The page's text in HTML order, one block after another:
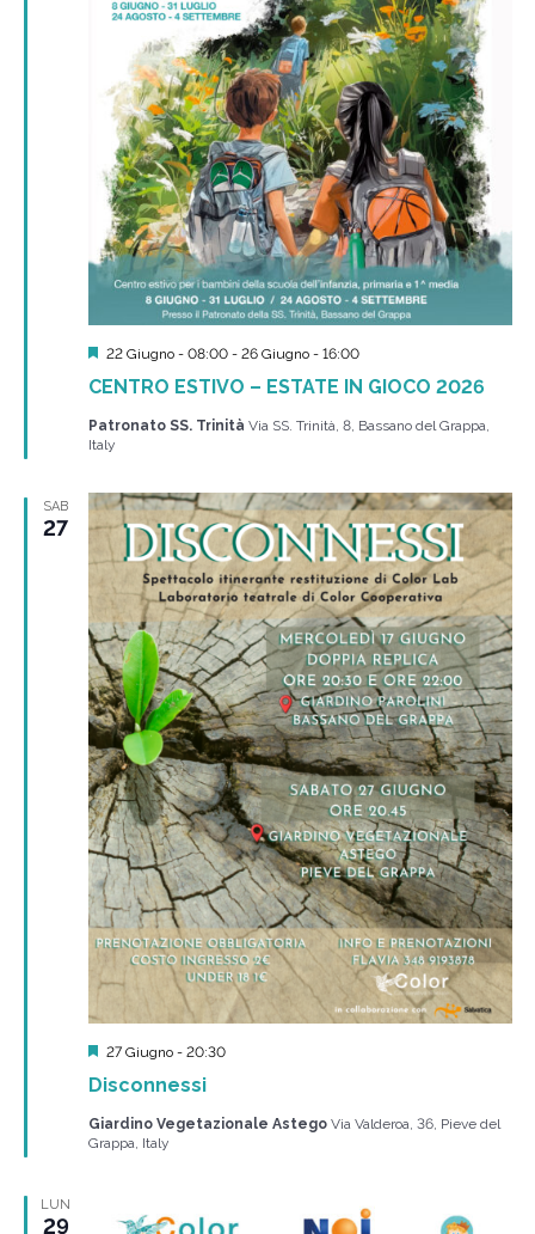
CENTRO ESTIVO – ESTATE IN GIOCO 2026
Segnalati
22 Giugno - 08:00- 26 Giugno - 16:00
Patronato SS. Trinità Via SS. Trinità, 8, Bassano del Grappa,
Italy
SAB
27
Disconnessi
Segnalati
27 Giugno - 20:30
Giardino Vegetazionale Astego Via Valderoa, 36, Pieve del
Grappa, Italy
LUN
29